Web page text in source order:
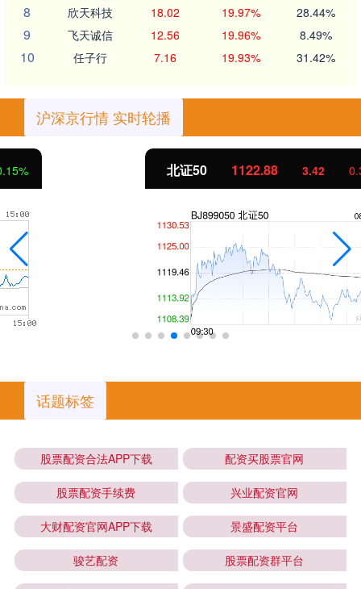
8 欣天科技 18.02 19.97% 28.44%
9 飞天诚信 12.56 19.96% 8.49%
10 任子行 7.16 19.93% 31.42%
沪深京行情 实时轮播
1122.88 0.30%
话题标签
股票配资合法APP下载 配资买股票官网
股票配资手续费 兴业配资官网
大财配资官网APP下载 景盛配资平台
骏艺配资 股票配资群平台